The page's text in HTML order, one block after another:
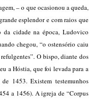
– o que ocasionou a queda,
esplendor e com raios que
da cidade na época, Ludovico
chegou, “o ostensório caiu
O bispo, diante dos
a Hóstia, que foi levada para a
1453. Existem testemunhos
a 1456). A igreja de “Corpus